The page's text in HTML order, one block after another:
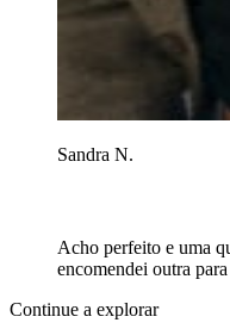
Sandra N.
Acho perfeito e uma
encomendei outra
Continue a explorar